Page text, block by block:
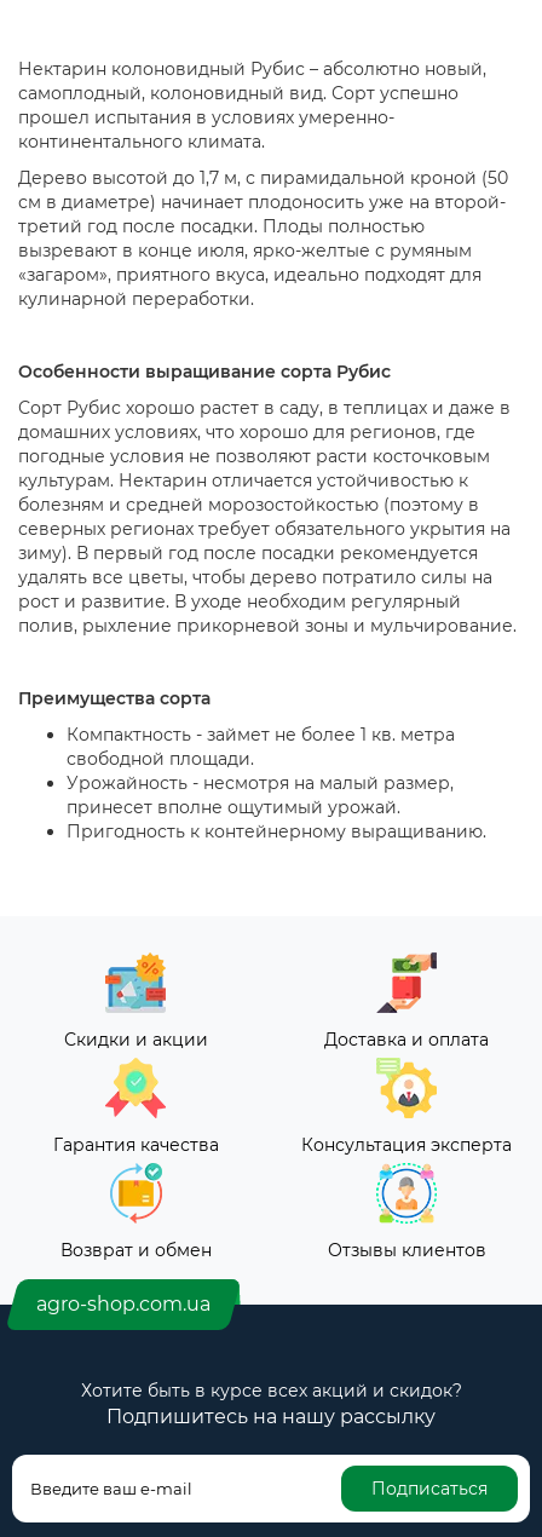
Нектарин колоновидный Рубис – абсолютно новый,
самоплодный, колоновидный вид. Сорт успешно
прошел испытания в условиях умеренно-
континентального климата.
Дерево высотой до 1,7 м, с пирамидальной кроной (50
см в диаметре) начинает плодоносить уже на второй-
третий год после посадки. Плоды полностью
вызревают в конце июля, ярко-желтые с румяным
«загаром», приятного вкуса, идеально подходят для
кулинарной переработки.
Особенности выращивание сорта Рубис
Сорт Рубис хорошо растет в саду, в теплицах и даже в
домашних условиях, что хорошо для регионов, где
погодные условия не позволяют расти косточковым
культурам. Нектарин отличается устойчивостью к
болезням и средней морозостойкостью (поэтому в
северных регионах требует обязательного укрытия на
зиму). В первый год после посадки рекомендуется
удалять все цветы, чтобы дерево потратило силы на
рост и развитие. В уходе необходим регулярный
полив, рыхление прикорневой зоны и мульчирование.
Преимущества сорта
Компактность - займет не более 1 кв. метра
свободной площади.
Урожайность - несмотря на малый размер,
принесет вполне ощутимый урожай.
Пригодность к контейнерному выращиванию.
Скидки и акции Доставка и оплата
Гарантия качества Консультация эксперта
Возврат и обмен Отзывы клиентов
agro-shop.com.ua
Хотите быть в курсе всех акций и скидок?
Подпишитесь на нашу рассылку
Подписаться